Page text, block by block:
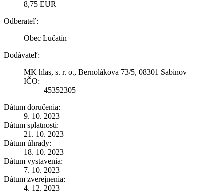
8,75 EUR
Odberateľ:
Obec Lučatín
Dodávateľ:
MK hlas, s. r. o., Bernolákova 73/5, 08301 Sabinov
IČO:
45352305
Dátum doručenia:
9. 10. 2023
Dátum splatnosti:
21. 10. 2023
Dátum úhrady:
18. 10. 2023
Dátum vystavenia:
7. 10. 2023
Dátum zverejnenia:
4. 12. 2023